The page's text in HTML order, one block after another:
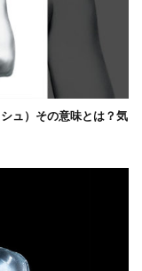
ュ）その意味とは？気